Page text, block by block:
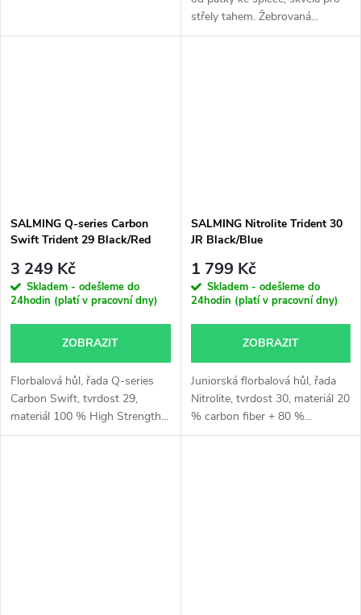
střely tahem. Žebrovaná...
SALMING Q-series Carbon
Swift Trident 29 Black/Red
3 249 Kč
Skladem - odešleme do
24hodin (platí v pracovní dny)
ZOBRAZIT
Florbalová hůl, řada Q-series
Carbon Swift, tvrdost 29,
materiál 100 % High Strength...
SALMING Nitrolite Trident 30
JR Black/Blue
1 799 Kč
Skladem - odešleme do
24hodin (platí v pracovní dny)
ZOBRAZIT
Juniorská florbalová hůl, řada
Nitrolite, tvrdost 30, materiál 20
% carbon fiber + 80 %...